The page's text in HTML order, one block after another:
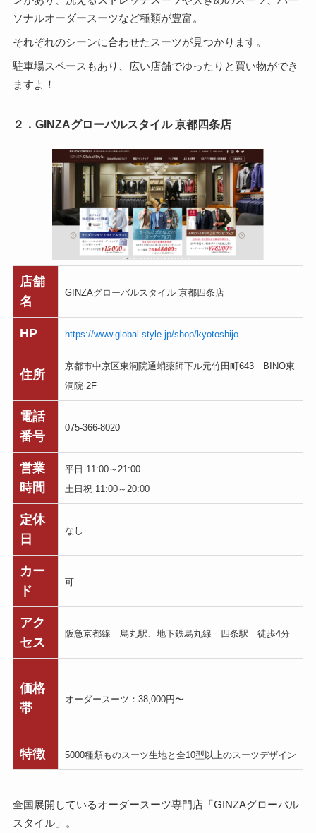
ソナルオーダースーツなど種類が豊富。
それぞれのシーンに合わせたスーツが見つかります。
駐車場スペースもあり、広い店舗でゆったりと買い物ができ
ますよ！
２．GINZAグローバルスタイル 京都四条店
店舗
名
GINZAグローバルスタイル 京都四条店
HP https://www.global-style.jp/shop/kyotoshijo
住所
京都市中京区東洞院通蛸薬師下ル元竹田町643 BINO東
洞院 2F
電話
番号
075-366-8020
営業
時間
平日 11:00～21:00
土日祝 11:00～20:00
定休
日
なし
カー
ド
可
アク
セス
阪急京都線 烏丸駅、地下鉄烏丸線 四条駅 徒歩4分
価格
帯
オーダースーツ：38,000円〜
特徴 5000種類ものスーツ生地と全10型以上のスーツデザイン
全国展開しているオーダースーツ専門店「GINZAグローバル
スタイル」。